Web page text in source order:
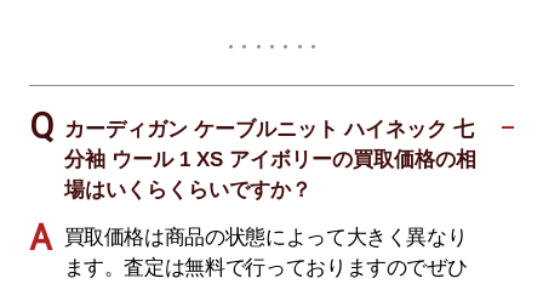
カーディガン ケーブルニット ハイネック 七
分袖 ウール 1 XS アイボリーの買取価格の相
場はいくらくらいですか？
買取価格は商品の状態によって大きく異なり
ます。査定は無料で行っておりますのでぜひ